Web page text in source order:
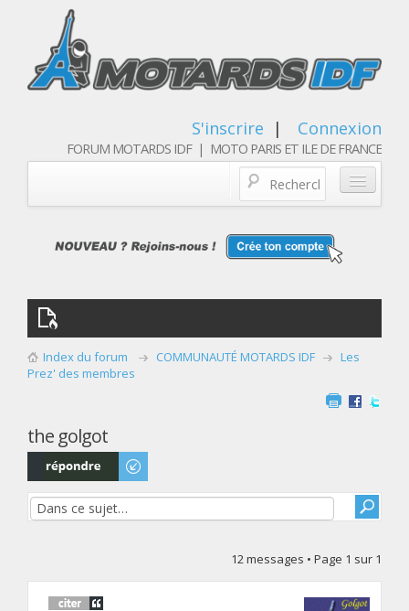
S'inscrire | Connexion
FORUM MOTARDS IDF | MOTO PARIS ET ILE DE FRANCE
Qui sommes nous
Les membres
Index du forum COMMUNAUTÉ MOTARDS IDF
Les
Prez' des membres
the golgot
Répondre
12 messages • Page 1 sur 1